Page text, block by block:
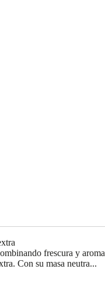
frescura y
Con su masa neutra...